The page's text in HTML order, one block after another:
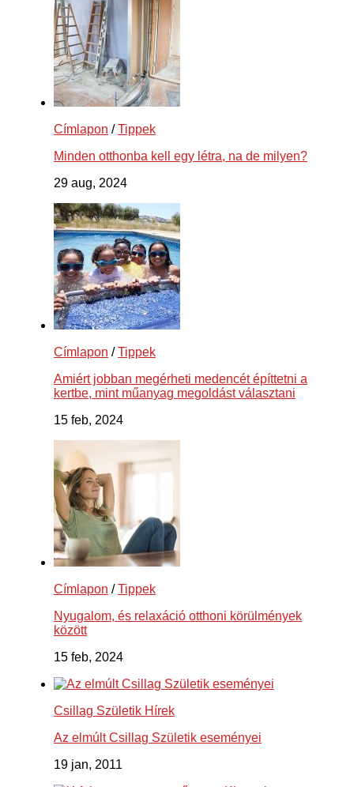
Címlapon /Tippek
Minden otthonba kell egy létra, na de milyen?
29 aug, 2024
Címlapon /Tippek
Amiért jobban megérheti medencét építtetni a
kertbe, mint műanyag megoldást választani
15 feb, 2024
Címlapon /Tippek
Nyugalom, és relaxáció otthoni körülmények
között
15 feb, 2024
Csillag Születik Hírek
Az elmúlt Csillag Születik eseményei
19 jan, 2011